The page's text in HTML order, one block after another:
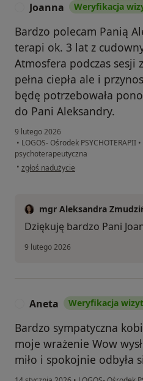
Joanna Weryfikacja
Bardzo polecam Panią
terapi ok. 3 lat z
Atmosfera podczas sesji
pełna ciepła ale i
będę potrzebowała
do Pani Aleksandry.
9 lutego 2026
• LOGOS- Ośrodek PSYCHOTERAPII •
psychoterapeutyczna
• w opinii użytkownika Joanna
zgłoś nadużycie
mgr Aleksandra
Dziękuję bardzo Pani
9 lutego 2026
Aneta Weryfikacja
Bardzo sympatyczna
moje wrażenie Wow
miło i spokojnie odbyła